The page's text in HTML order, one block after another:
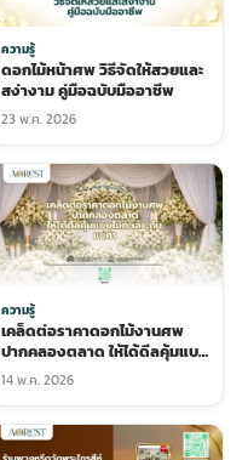
ความรู้
ดอกไม้หน้าศพ วิธีจัดให้สวยและ
สง่างาม คู่มือฉบับมืออาชีพ
23 พ.ค. 2026
ความรู้
เคล็ดต่อราคาดอกไม้งานศพ
ปากคลองตลาด ให้ได้ดีลคุ้มแบบ
ไม่ทะเลาะกับแม่ค้า
14 พ.ค. 2026